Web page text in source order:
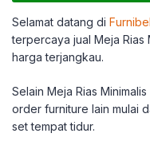
Selamat datang di
terpercaya jual Meja Rias
harga terjangkau.
Selain Meja Rias
order furniture lain mulai
set tempat tidur.